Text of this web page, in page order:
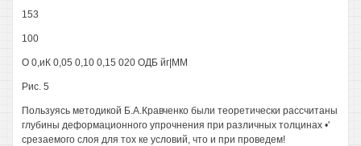
153
100
О 0,иК 0,05 0,10 0,15 020 ОДБ йг|ММ
Рис. 5
Пользуясь методикой Б.А.Кравченко были теоретически рассчитаны
глубины деформационного упрочнения при различных толцинах •'
срезаемого слоя для тох ке условий, что и при проведем!